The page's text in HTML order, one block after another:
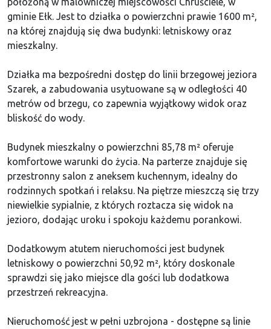
gminie Ełk. Jest to działka o powierzchni prawie 1600 m²,
na której znajdują się dwa budynki: letniskowy oraz
mieszkalny.
Działka ma bezpośredni dostęp do linii brzegowej jeziora
Szarek, a zabudowania usytuowane są w odległości 40
metrów od brzegu, co zapewnia wyjątkowy widok oraz
bliskość do wody.
Budynek mieszkalny o powierzchni 85,78 m² oferuje
komfortowe warunki do życia. Na parterze znajduje się
przestronny salon z aneksem kuchennym, idealny do
rodzinnych spotkań i relaksu. Na piętrze mieszczą się trzy
niewielkie sypialnie, z których roztacza się widok na
jezioro, dodając uroku i spokoju każdemu porankowi.
Dodatkowym atutem nieruchomości jest budynek
letniskowy o powierzchni 50,92 m², który doskonale
sprawdzi się jako miejsce dla gości lub dodatkowa
przestrzeń rekreacyjna.
Nieruchomość jest w pełni uzbrojona - dostępne są linie